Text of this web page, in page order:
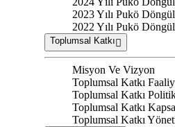
2023 Yılı Pukö
2022 Yılı Pukö
Toplumsal Katkı
Misyon Ve Vizyon
Toplumsal Katkı
Toplumsal Katkı
Toplumsal Katkı
Toplumsal Katkı